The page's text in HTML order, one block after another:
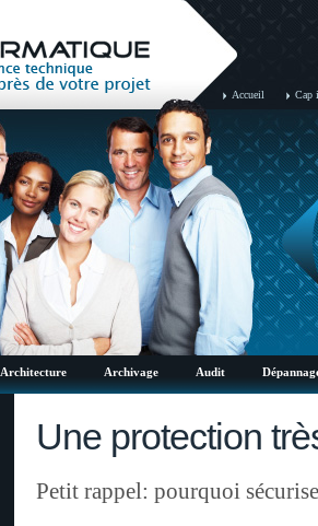
Accueil Cap
Architecture Archivage Audit
Une protection
Petit rappel: pourquoi